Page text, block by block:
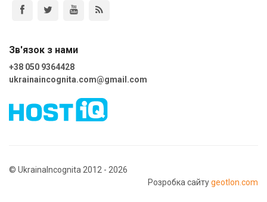
Зв'язок з нами
+38 050 9364428
ukrainaincognita.com@gmail.com
© UkrainaIncognita 2012 - 2026
Розробка сайтуgeotlon.com